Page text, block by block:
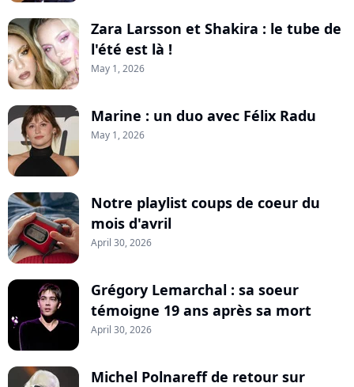
Zara Larsson et Shakira : le tube de
l'été est là !
May 1, 2026
Marine : un duo avec Félix Radu
May 1, 2026
Notre playlist coups de coeur du
mois d'avril
April 30, 2026
Grégory Lemarchal : sa soeur
témoigne 19 ans après sa mort
April 30, 2026
Michel Polnareff de retour sur